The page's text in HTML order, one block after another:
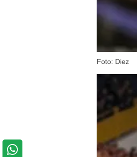
Foto: Diez